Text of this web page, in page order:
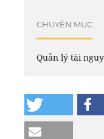
CHUYÊN MỤC
Quản lý tài